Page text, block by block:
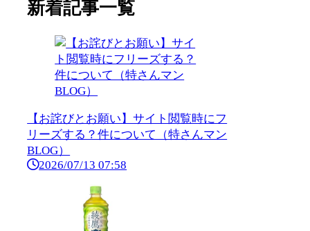
新着記事一覧
【お詫びとお願い】サイト閲覧時にフ
リーズする？件について（特さんマン
BLOG）
2026/07/13 07:58